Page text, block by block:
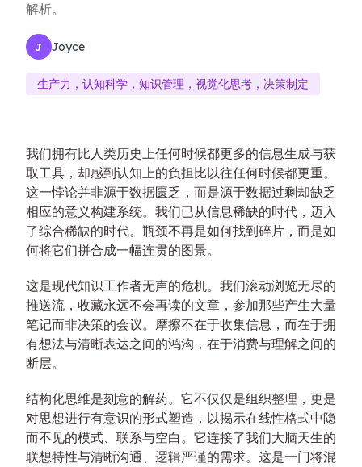
解析。
J Joyce
生产力，认知科学，知识管理，视觉化思考，决策制定
我们拥有比人类历史上任何时候都更多的信息生成与获
取工具，却感到认知上的负担比以往任何时候都更重。
这一悖论并非源于数据匮乏，而是源于数据过剩却缺乏
相应的意义构建系统。我们已从信息稀缺的时代，迈入
了综合稀缺的时代。瓶颈不再是如何找到碎片，而是如
何将它们拼合成一幅连贯的图景。
这是现代知识工作者无声的危机。我们滚动浏览无尽的
推送流，收藏永远不会再读的文章，参加那些产生大量
笔记而非决策的会议。摩擦不在于收集信息，而在于拥
有想法与清晰表达之间的鸿沟，在于消费与理解之间的
断层。
结构化思维是刻意的解药。它不仅仅是组织整理，更是
对思想进行有意识的形式塑造，以揭示在线性格式中隐
而不见的模式、联系与空白。它连接了我们大脑天生的
联想特性与清晰沟通、逻辑严谨的需求。这是一门将混